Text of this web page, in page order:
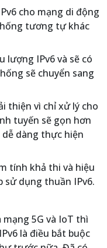
cho mạng di động
tương tự khác
lượng IPv6 và sẽ có
sẽ chuyển sang
thiện vì chỉ xử lý cho
tuyến sẽ gọn hơn
dàng thực hiện
tính khả thi và hiệu
sử dụng thuần IPv6.
5G và IoT thì
là điều bắt buộc